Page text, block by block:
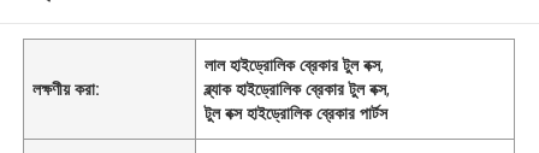
লক্ষণীয় করা:
লাল হাইড্রোলিক ব্রেকার টুল বক্স,
ব্ল্যাক হাইড্রোলিক ব্রেকার টুল বক্স,
টুল বক্স হাইড্রোলিক ব্রেকার পার্টস